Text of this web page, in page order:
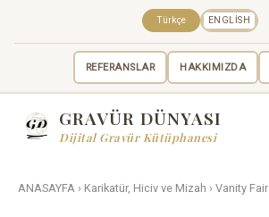
REFERANSLAR HAKKIMIZDA
Türkçe ENGLISH
GRAVÜR DÜNYASI
Dijital Gravür Kütüphanesi
ANASAYFA › Karikatür, Hiciv ve Mizah › Vanity Fair